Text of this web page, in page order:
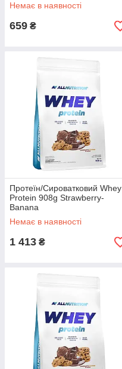
Немає в наявності
659 ₴
Протеїн/Сироватковий Whey
Protein 908g Strawberry-
Banana
Немає в наявності
1 413 ₴